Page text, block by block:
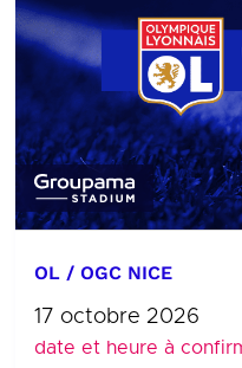
OL / OGC NICE
17 octobre 2026
date et heure à